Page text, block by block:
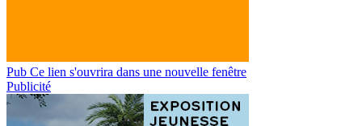
Pub Ce lien s'ouvrira dans une nouvelle fenêtre
Publicité